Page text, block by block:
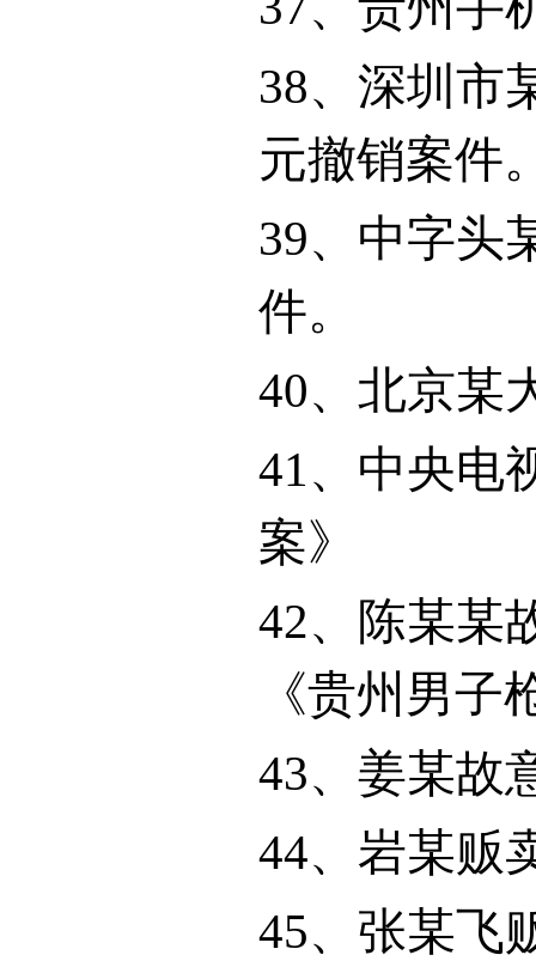
38、深圳市
元撤销案件
39、中字头
件。
40、北京某
41、中央电
案》
42、
陈某某
《贵州男
43、姜某故
44、岩某贩
45、张某飞